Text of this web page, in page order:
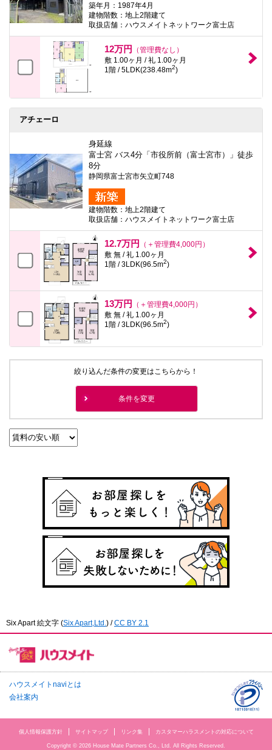
築年月：1987年4月
建物階数：地上2階建て
取扱店舗：ハウスメイトネットワーク富士店
12万円
（管理費なし）
敷 1.00ヶ月 / 礼 1.00ヶ月
1階 / 5LDK(238.48m2)
アチェーロ
身延線
富士宮 バス4分「市役所前（富士宮市）」徒歩
8分
静岡県富士宮市矢立町748
建物階数：地上2階建て
取扱店舗：ハウスメイトネットワーク富士店
12.7万円
（＋管理費4,000円）
敷 無 / 礼 1.00ヶ月
1階 / 3LDK(96.5m2)
13万円
（＋管理費4,000円）
敷 無 / 礼 1.00ヶ月
1階 / 3LDK(96.5m2)
絞り込んだ条件の変更はこちらから！
条件を変更
Six Apart 絵文字 (Six Apart,Ltd. ) /CC BY 2.1
ハウスメイトnaviとは
会社案内
個人情報保護方針 サイトマップ リンク集 カスタマーハラスメントの対応について
Copyright © 2026 House Mate Partners Co., Ltd. All Rights Reserved.